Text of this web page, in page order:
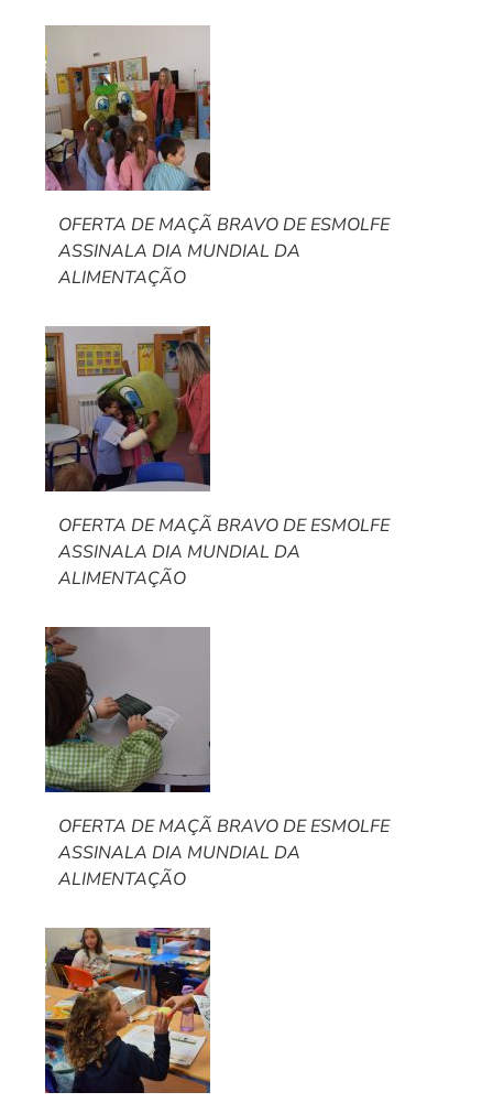
OFERTA DE MAÇÃ BRAVO DE ESMOLFE
ASSINALA DIA MUNDIAL DA
ALIMENTAÇÃO
OFERTA DE MAÇÃ BRAVO DE ESMOLFE
ASSINALA DIA MUNDIAL DA
ALIMENTAÇÃO
OFERTA DE MAÇÃ BRAVO DE ESMOLFE
ASSINALA DIA MUNDIAL DA
ALIMENTAÇÃO